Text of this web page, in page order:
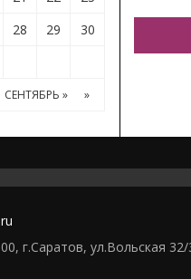
28 29
30
СЕНТЯБРЬ » »
г.Саратов, ул.Вольская